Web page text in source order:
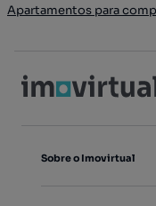
Apartamentos para
Sobre o Imovirtual